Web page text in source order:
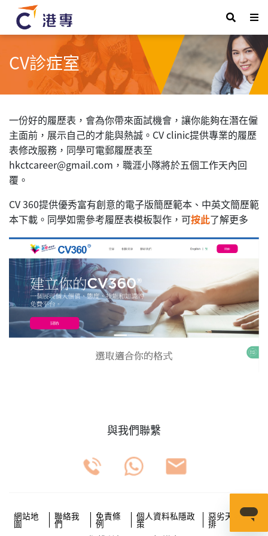
CV診症室
一份好的履歷表，會為你帶來面試機會，讓你能夠在潛在僱
主面前，展示自己的才能與熱誠。 CV clinic提供專業的履歷
表修改服務 ， 同學可電郵履歷表至
hkctcareer@gmail.com ， 職涯小隊將於五個工作天內回
覆。
CV 360提供優秀富有創意的電子版簡歷範本、 中英文簡歷範
本下載。 同學如需參考履歷表模板製作，可按此了解更多
與我們聯繫
網站地
圖
聯絡我
們
免責條
例
個人資料私隱政
策
惡劣天氣安
排